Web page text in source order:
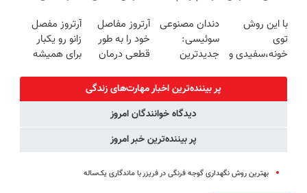
ساخت!!!
با این روش
توی
خونه،سفیدی و
(40%off)
دندان مصنوعی
سوئیسی:
جدیدترین
سبک و مقاوم |
پرداخت قسطی
آرتروز مفاصل
خود را به طور
قطعی درمان
◗پرسش‌نامه◖
آرتروز مفصل
زانو رو یکبار
برای همیشه
پر بیننده‌ترین اخبار مهارت‌های زندگی
دیدگاه خوانندگان امروز
پر بیننده‌ترین خبر امروز
بهترین روش نگهداری گوجه فرنگی در فریزر با ماندگاری یک‌ساله